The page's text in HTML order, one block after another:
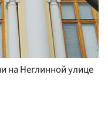
на Неглинной улице